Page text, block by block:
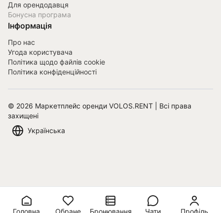
Для орендодавця
Бонусна програма
Інформація
Про нас
Угода користувача
Політика щодо файлів cookie
Політика конфіденційності
© 2026 Маркетплейс оренди VOLOS.RENT | Всі права
захищені
Українська
Головна Обране Бронювання Чати Профіль